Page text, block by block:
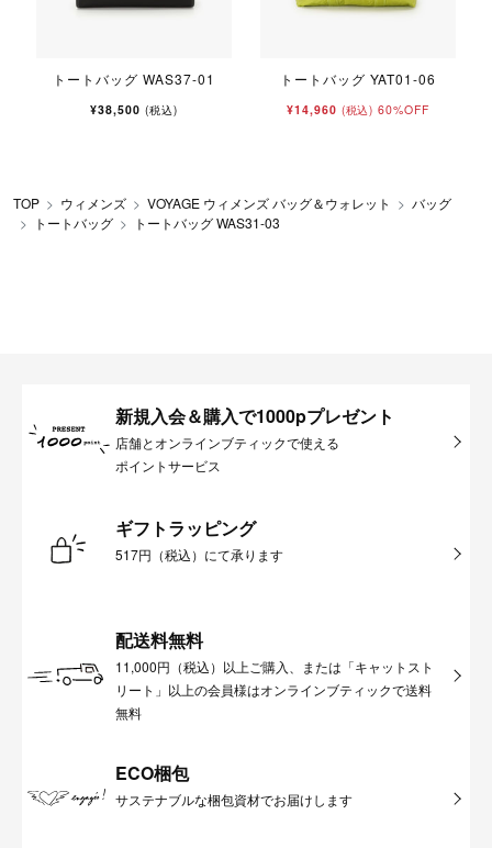
トートバッグ WAS37-01
¥38,500 (税込)
トートバッグ YAT01-06
¥14,960 (税込) 60%OFF
TOP ウィメンズ VOYAGE ウィメンズ バッグ＆ウォレット
バッグ
トートバッグ
トートバッグ WAS31-03
新規入会＆購入で1000pプレゼント
店舗とオンラインブティックで使える
ポイントサービス
ギフトラッピング
517円（税込）にて承ります
配送料無料
11,000円（税込）以上ご購入、または「キャットスト
リート」以上の会員様はオンラインブティックで送料
無料
ECO梱包
サステナブルな梱包資材でお届けします